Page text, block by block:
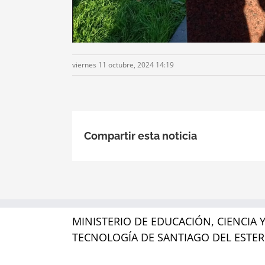
viernes 11 octubre, 2024 14:19
Compartir esta noticia
MINISTERIO DE EDUCACIÓN, CIENCIA Y
TECNOLOGÍA DE SANTIAGO DEL